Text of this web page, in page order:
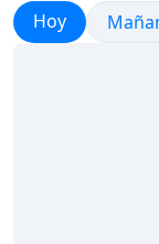
Amanecer y
Hoy